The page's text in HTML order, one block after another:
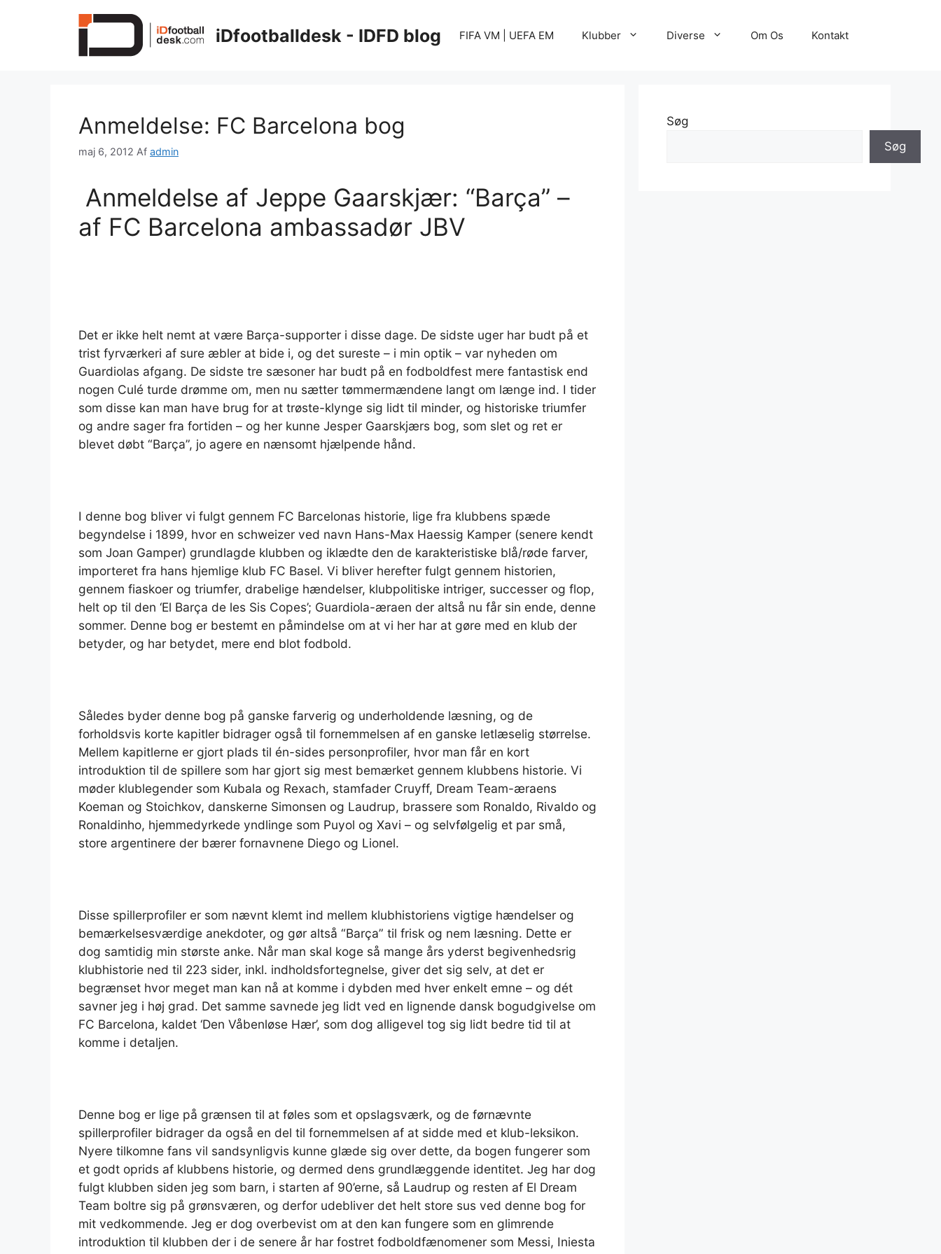
iDfootballdesk - IDFD blog FIFA VM | UEFA EM Klubber Diverse Om Os Kontakt
Anmeldelse: FC Barcelona bog
maj 6, 2012 Af admin
Anmeldelse af Jeppe Gaarskjær: “Barça” –
af FC Barcelona ambassadør JBV
Det er ikke helt nemt at være Barça-supporter i disse dage. De sidste uger har budt på et
trist fyrværkeri af sure æbler at bide i, og det sureste – i min optik – var nyheden om
Guardiolas afgang. De sidste tre sæsoner har budt på en fodboldfest mere fantastisk end
nogen Culé turde drømme om, men nu sætter tømmermændene langt om længe ind. I tider
som disse kan man have brug for at trøste-klynge sig lidt til minder, og historiske triumfer
og andre sager fra fortiden – og her kunne Jesper Gaarskjærs bog, som slet og ret er
blevet døbt “Barça”, jo agere en nænsomt hjælpende hånd.
I denne bog bliver vi fulgt gennem FC Barcelonas historie, lige fra klubbens spæde
begyndelse i 1899, hvor en schweizer ved navn Hans-Max Haessig Kamper (senere kendt
som Joan Gamper) grundlagde klubben og iklædte den de karakteristiske blå/røde farver,
importeret fra hans hjemlige klub FC Basel. Vi bliver herefter fulgt gennem historien,
gennem fiaskoer og triumfer, drabelige hændelser, klubpolitiske intriger, successer og flop,
helt op til den ‘El Barça de les Sis Copes’; Guardiola-æraen der altså nu får sin ende, denne
sommer. Denne bog er bestemt en påmindelse om at vi her har at gøre med en klub der
betyder, og har betydet, mere end blot fodbold.
Således byder denne bog på ganske farverig og underholdende læsning, og de
forholdsvis korte kapitler bidrager også til fornemmelsen af en ganske letlæselig størrelse.
Mellem kapitlerne er gjort plads til én-sides personprofiler, hvor man får en kort
introduktion til de spillere som har gjort sig mest bemærket gennem klubbens historie. Vi
møder klublegender som Kubala og Rexach, stamfader Cruyff, Dream Team-æraens
Koeman og Stoichkov, danskerne Simonsen og Laudrup, brassere som Ronaldo, Rivaldo og
Ronaldinho, hjemmedyrkede yndlinge som Puyol og Xavi – og selvfølgelig et par små,
store argentinere der bærer fornavnene Diego og Lionel.
Disse spillerprofiler er som nævnt klemt ind mellem klubhistoriens vigtige hændelser og
bemærkelsesværdige anekdoter, og gør altså “Barça” til frisk og nem læsning. Dette er
dog samtidig min største anke. Når man skal koge så mange års yderst begivenhedsrig
klubhistorie ned til 223 sider, inkl. indholdsfortegnelse, giver det sig selv, at det er
begrænset hvor meget man kan nå at komme i dybden med hver enkelt emne – og dét
savner jeg i høj grad. Det samme savnede jeg lidt ved en lignende dansk bogudgivelse om
FC Barcelona, kaldet ‘Den Våbenløse Hær’, som dog alligevel tog sig lidt bedre tid til at
komme i detaljen.
Denne bog er lige på grænsen til at føles som et opslagsværk, og de førnævnte
spillerprofiler bidrager da også en del til fornemmelsen af at sidde med et klub-leksikon.
Nyere tilkomne fans vil sandsynligvis kunne glæde sig over dette, da bogen fungerer som
et godt oprids af klubbens historie, og dermed dens grundlæggende identitet. Jeg har dog
fulgt klubben siden jeg som barn, i starten af 90’erne, så Laudrup og resten af El Dream
Team boltre sig på grønsværen, og derfor udebliver det helt store sus ved denne bog for
mit vedkommende. Jeg er dog overbevist om at den kan fungere som en glimrende
introduktion til klubben der i de senere år har fostret fodboldfænomener som Messi, Iniesta
Søg
Søg